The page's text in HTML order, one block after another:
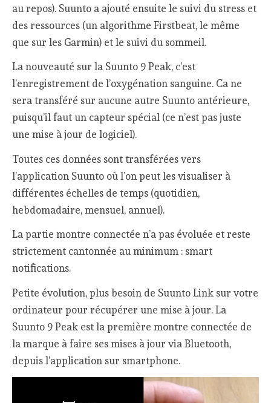
au repos). Suunto a ajouté ensuite le suivi du stress et
des ressources (un algorithme Firstbeat, le même
que sur les Garmin) et le suivi du sommeil.
La nouveauté sur la Suunto 9 Peak, c’est
l’enregistrement de l’oxygénation sanguine. Ca ne
sera transféré sur aucune autre Suunto antérieure,
puisqu’il faut un capteur spécial (ce n’est pas juste
une mise à jour de logiciel).
Toutes ces données sont transférées vers
l’application Suunto où l’on peut les visualiser à
différentes échelles de temps (quotidien,
hebdomadaire, mensuel, annuel).
La partie montre connectée n’a pas évoluée et reste
strictement cantonnée au minimum : smart
notifications.
Petite évolution, plus besoin de Suunto Link sur votre
ordinateur pour récupérer une mise à jour. La
Suunto 9 Peak est la première montre connectée de
la marque à faire ses mises à jour via Bluetooth,
depuis l’application sur smartphone.